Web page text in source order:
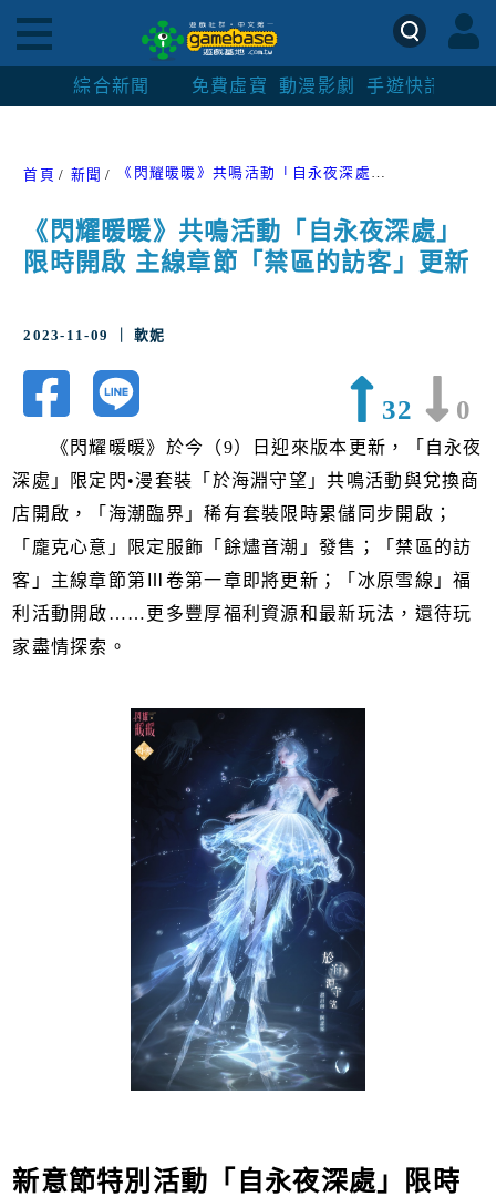
綜合新聞 免費虛寶 動漫影劇 手遊快訊
首頁 新聞 《閃耀暖暖》共鳴活動「自永夜深處」限時開啟 主線章節「禁區的訪客」更新
《閃耀暖暖》共鳴活動「自永夜深處」
限時開啟 主線章節「禁區的訪客」更新
2023-11-09 ｜ 軟妮
32 0
《閃耀暖暖》於今（9）日迎來版本更新，「自永夜
深處」限定閃•漫套裝「於海淵守望」共鳴活動與兌換商
店開啟，「海潮臨界」稀有套裝限時累儲同步開啟；
「龐克心意」限定服飾「餘燼音潮」發售；「禁區的訪
客」主線章節第Ⅲ卷第一章即將更新；「冰原雪線」福
利活動開啟……更多豐厚福利資源和最新玩法，還待玩
家盡情探索。
新意節特別活動「自永夜深處」限時